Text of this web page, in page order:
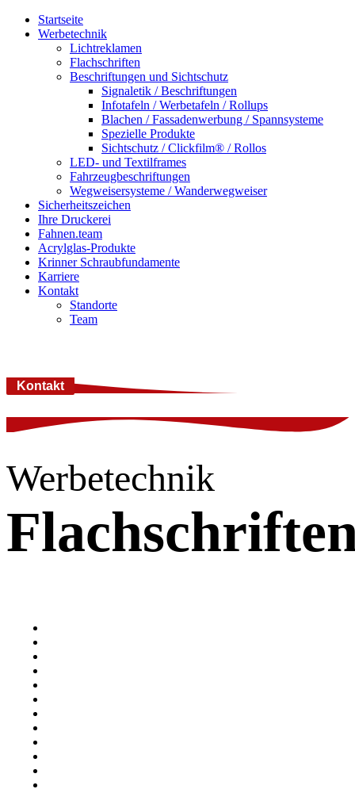
Startseite
Werbetechnik
Lichtreklamen
Flachschriften
Beschriftungen und Sichtschutz
Signaletik / Beschriftungen
Infotafeln / Werbetafeln / Rollups
Blachen / Fassadenwerbung / Spannsysteme
Spezielle Produkte
Sichtschutz / Clickfilm® / Rollos
LED- und Textilframes
Fahrzeugbeschriftungen
Wegweisersysteme / Wanderwegweiser
Sicherheitszeichen
Ihre Druckerei
Fahnen.team
Acrylglas-Produkte
Krinner Schraubfundamente
Karriere
Kontakt
Standorte
Team
Kontakt
Werbetechnik